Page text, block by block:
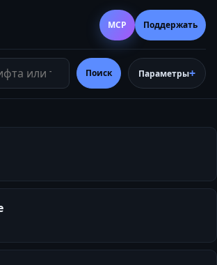
или тег
Поиск Параметры
MCP Поддержать